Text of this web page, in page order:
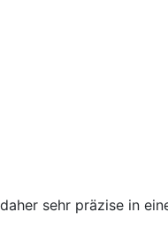
sehr präzise in